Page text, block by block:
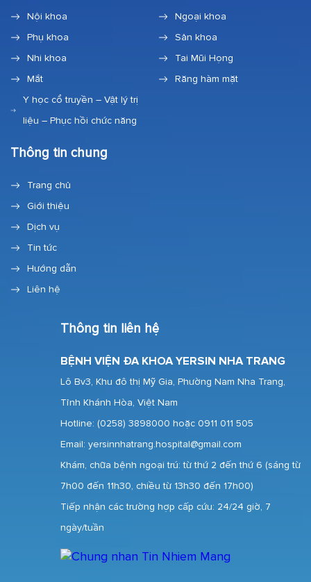
Nội khoa
Ngoại khoa
Phụ khoa
Sản khoa
Nhi khoa
Tai Mũi Họng
Mắt
Răng hàm mặt
Y học cổ truyền – Vật lý trị
liệu – Phục hồi chức năng
Thông tin chung
Trang chủ
Giới thiệu
Dịch vụ
Tin tức
Hướng dẫn
Liên hệ
Thông tin liên hệ
BỆNH VIỆN ĐA KHOA YERSIN NHA TRANG
Lô Bv3, Khu đô thị Mỹ Gia, Phường Nam Nha Trang,
Tỉnh Khánh Hòa, Việt Nam
Hotline: (0258) 3898000 hoặc 0911 011 505
Email: yersinnhatrang.hospital@gmail.com
Khám, chữa bệnh ngoại trú: từ thứ 2 đến thứ 6 (sáng từ
7h00 đến 11h30, chiều từ 13h30 đến 17h00)
Tiếp nhận các trường hợp cấp cứu: 24/24 giờ, 7
ngày/tuần